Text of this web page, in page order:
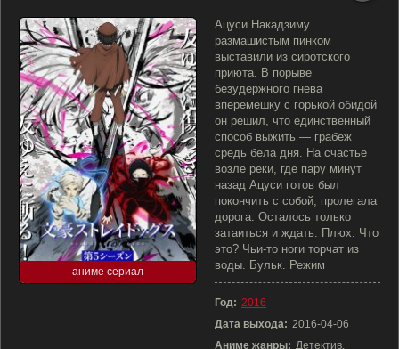
аниме сериал
Ацуси Накадзиму
размашистым пинком
выставили из сиротского
приюта. В порыве
безудержного гнева
вперемешку с горькой обидой
он решил, что единственный
способ выжить — грабеж
средь бела дня. На счастье
возле реки, где пару минут
назад Ацуси готов был
покончить с собой, пролегала
дорога. Осталось только
затаиться и ждать. Плюх. Что
это? Чьи-то ноги торчат из
воды. Бульк. Режим
Год: 2016
Дата выхода: 2016-04-06
Аниме жанры: Детектив,